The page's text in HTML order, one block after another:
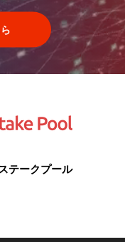
テークプール